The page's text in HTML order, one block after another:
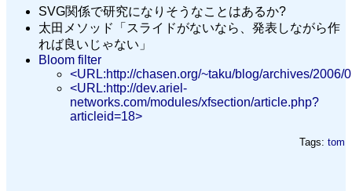
SVG関係で研究になりそうなことはあるか?
太田メソッド「スライドがないなら、発表しながら作
れば良いじゃない」
Bloom filter
<URL:http://chasen.org/~taku/blog/archives/2006/
<URL:http://dev.ariel-
networks.com/modules/xfsection/article.php?
articleid=18>
Tags: tom